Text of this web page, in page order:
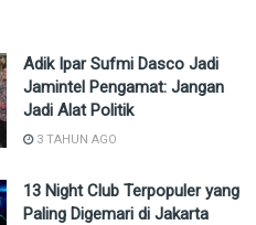
Adik Ipar Sufmi Dasco Jadi
Jamintel Pengamat: Jangan
Jadi Alat Politik
3 TAHUN AGO
13 Night Club Terpopuler yang
Paling Digemari di Jakarta